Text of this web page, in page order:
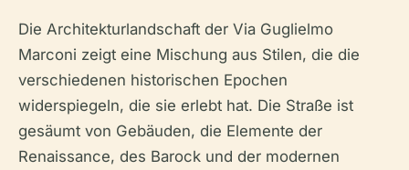
Die Architekturlandschaft der Via Guglielmo
Marconi zeigt eine Mischung aus Stilen, die die
verschiedenen historischen Epochen
widerspiegeln, die sie erlebt hat. Die Straße ist
gesäumt von Gebäuden, die Elemente der
Renaissance, des Barock und der modernen